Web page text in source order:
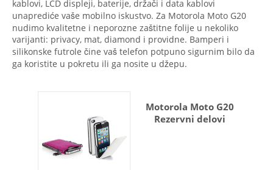
kablovi, LCD displeji, baterije, držači i data kablovi
unaprediće vaše mobilno iskustvo. Za Motorola Moto G20
nudimo kvalitetne i neporozne zaštitne folije u nekoliko
varijanti: privacy, mat, diamond i providne. Bamperi i
silikonske futrole čine vaš telefon potpuno sigurnim bilo da
ga koristite u pokretu ili ga nosite u džepu.
Motorola Moto G20
Rezervni delovi